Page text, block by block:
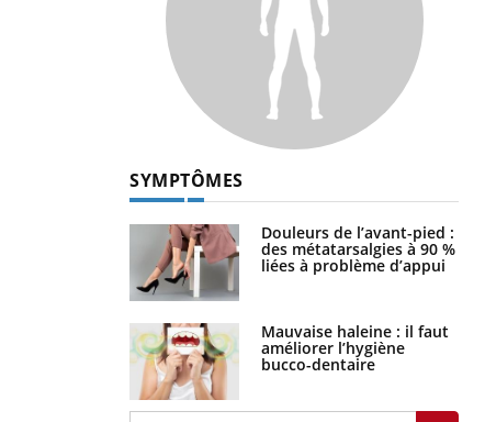
SYMPTÔMES
Douleurs de l’avant-pied :
des métatarsalgies à 90 %
liées à problème d’appui
Mauvaise haleine : il faut
améliorer l’hygiène
bucco-dentaire